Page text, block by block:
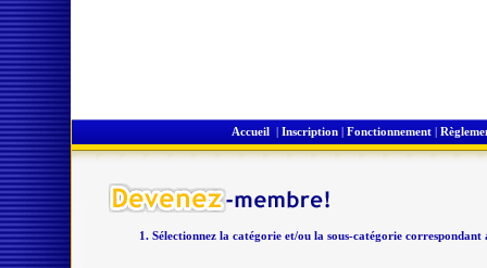
Accueil | Inscription | Fonctionnement |
Sélectionnez la catégorie et/ou la sous-catégorie correspondant